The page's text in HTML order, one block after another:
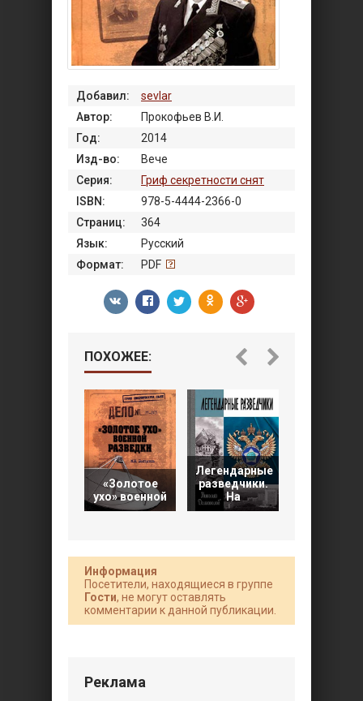
Добавил:
sevlar
Автор:
Прокофьев В.И.
Год:
2014
Изд-во:
Вече
Серия:
Гриф секретности снят
ISBN:
978-5-4444-2366-0
Страниц:
364
Язык:
Русский
Формат:
PDF
ПОХОЖЕЕ:
«Золотое
ухо» военной
Легендарные
разведчики.
На
Информация
Посетители, находящиеся в группе
Гости, не могут оставлять
комментарии к данной публикации.
Реклама